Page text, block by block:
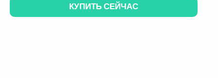
КУПИТЬ СЕЙЧАС